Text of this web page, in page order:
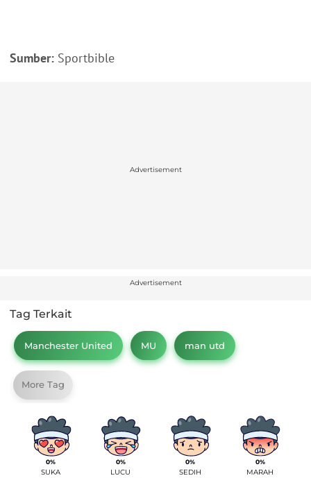
Sumber: Sportbible
Advertisement
Advertisement
Tag Terkait
Manchester United MU man utd
More Tag
0%
SUKA
0%
LUCU
0%
SEDIH
0%
MARAH